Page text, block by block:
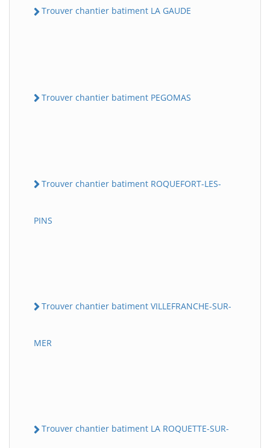
Trouver chantier batiment LA GAUDE
Trouver chantier batiment PEGOMAS
Trouver chantier batiment ROQUEFORT-LES-
PINS
Trouver chantier batiment VILLEFRANCHE-SUR-
MER
Trouver chantier batiment LA ROQUETTE-SUR-